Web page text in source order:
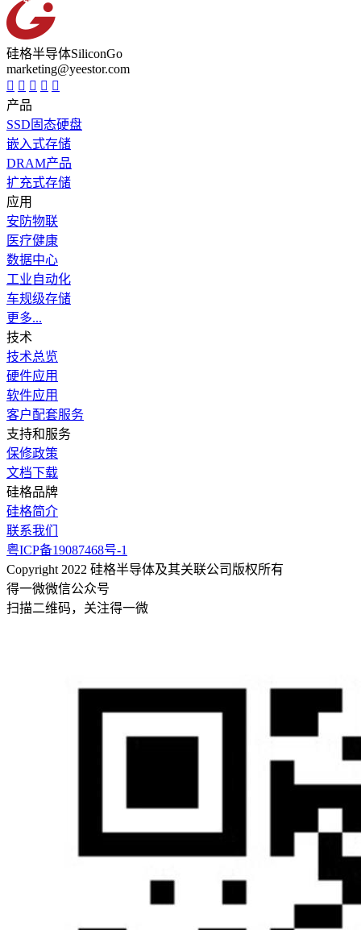
硅格半导体SiliconGo
marketing@yeestor.com
产品
SSD固态硬盘
嵌入式存储
DRAM产品
扩充式存储
应用
安防物联
医疗健康
数据中心
工业自动化
车规级存储
更多...
技术
技术总览
硬件应用
软件应用
客户配套服务
支持和服务
保修政策
文档下载
硅格品牌
硅格简介
联系我们
粤ICP备19087468号-1
Copyright 2022 硅格半导体及其关联公司版权所有
得一微微信公众号
扫描二维码，关注得一微